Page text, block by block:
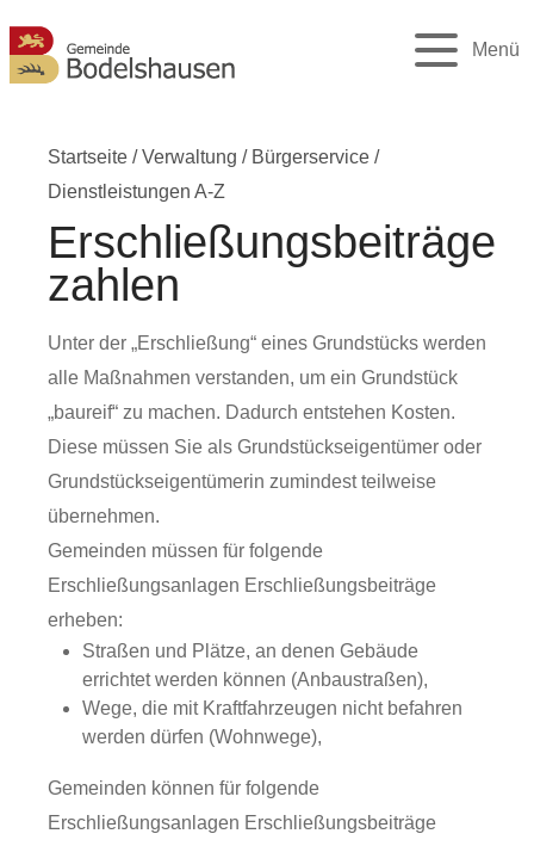
Menü
Startseite /Verwaltung / Bürgerservice /
Dienstleistungen A-Z
Erschließungsbeiträge
zahlen
Unter der „Erschließung“ eines Grundstücks werden
alle Maßnahmen verstanden, um ein Grundstück
„baureif“ zu machen. Dadurch entstehen Kosten.
Diese müssen Sie als Grundstückseigentümer oder
Grundstückseigentümerin zumindest teilweise
übernehmen.
Gemeinden müssen für folgende
Erschließungsanlagen Erschließungsbeiträge
erheben:
Straßen und Plätze, an denen Gebäude
errichtet werden können (Anbaustraßen),
Wege, die mit Kraftfahrzeugen nicht befahren
werden dürfen (Wohnwege),
Gemeinden können für folgende
Erschließungsanlagen Erschließungsbeiträge